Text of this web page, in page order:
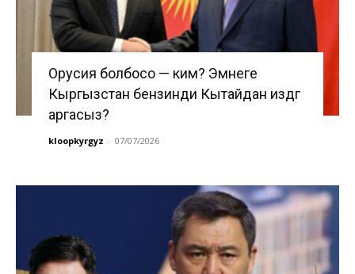
Орусия болбосо — ким? Эмнеге
Кыргызстан бензинди Кытайдан издөөгө
аргасыз?
kloopkyrgyz - 07/07/2026